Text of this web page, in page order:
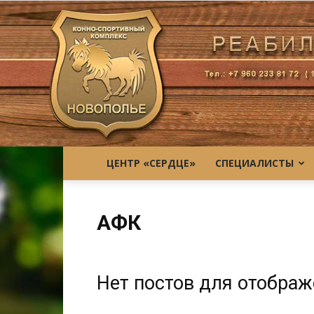
ЦЕНТР «СЕРДЦЕ» СПЕЦИАЛИСТЫ
АФК
Нет постов для